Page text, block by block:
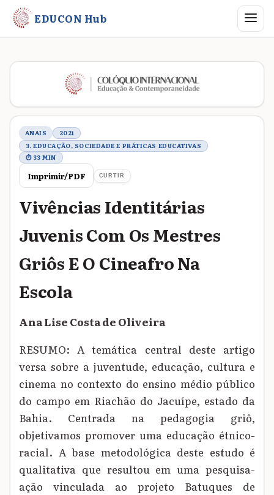
EDUCON Hub Abrir
Metadados do trabalho
ANAIS
2021
3. EDUCAÇÃO, SOCIEDADE E PRÁTICAS EDUCATIVAS
⏱ 33 MIN
Imprimir/PDF CURTIR
Vivências Identitárias
Juvenis Com Os Mestres
Griôs E O Cineafro Na
Escola
Ana Lise Costa de Oliveira
RESUMO: A temática central deste artigo
versa sobre a juventude, educação, cultura e
cinema no contexto do ensino médio público
do campo em Riachão do Jacuípe, estado da
Bahia. Centrada na pedagogia griô,
objetivamos promover uma educação étnico-
racial. A base metodológica deste estudo é
qualitativa que resultou em uma pesquisa-
ação vinculada ao projeto Batuques de